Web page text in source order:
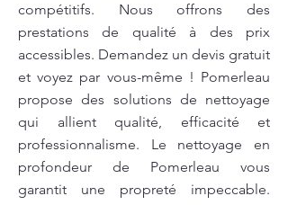
compétitifs. Nous offrons des
prestations de qualité à des prix
accessibles. Demandez un devis gratuit
et voyez par vous-même ! Pomerleau
propose des solutions de nettoyage
qui allient qualité, efficacité et
professionnalisme. Le nettoyage en
profondeur de Pomerleau vous
garantit une propreté impeccable.